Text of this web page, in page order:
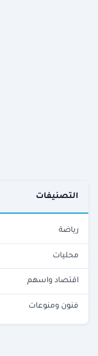
التصنيفات
رياضة
محليات
اقتصاد واسهم
فنون ومنوعات